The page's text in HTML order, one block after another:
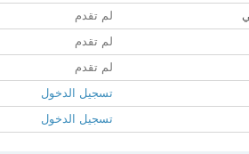
لم تقدم
لم تقدم
لم تقدم
تسجيل الدخول
تسجيل الدخول